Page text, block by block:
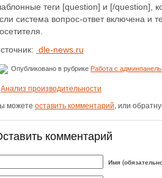
теги [question] и [/question],
система вопрос-ответ включена и
dle-news.ru
Опубликовано в рубрике Работа с
Анализ производительности
можете оставить комментарий, или
комментарий
Имя